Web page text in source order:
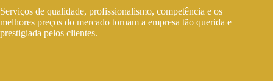
Serviços de qualidade, profissionalismo, competência e os
melhores preços do mercado tornam a empresa tão querida e
prestigiada pelos clientes.